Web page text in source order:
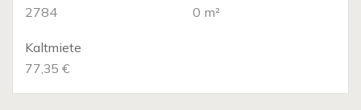
2784
0 m²
Kaltmiete
77,35 €